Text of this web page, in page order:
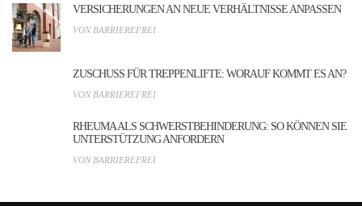
VERSICHERUNGEN AN NEUE VERHÄLTNISSE ANPASSEN
VON BARRIEREFREI
ZUSCHUSS FÜR TREPPENLIFTE: WORAUF KOMMT ES AN?
VON BARRIEREFREI
RHEUMA ALS SCHWERSTBEHINDERUNG: SO KÖNNEN SIE
UNTERSTÜTZUNG ANFORDERN
VON BARRIEREFREI